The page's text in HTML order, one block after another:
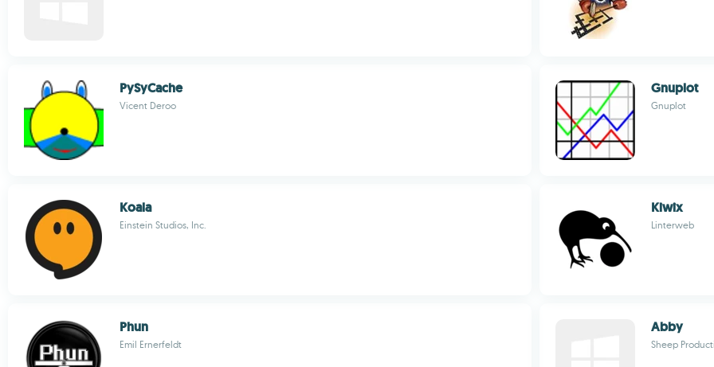
PySyCache
Vicent Deroo
Gnuplot
Gnuplot
Koala
Einstein Studios, Inc.
Kiwix
Linterweb
Phun
Emil Ernerfeldt
Abby
Sheep